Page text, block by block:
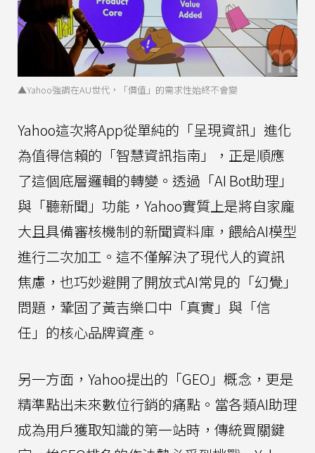
▲Yahoo強調在AU世代，「價值」的需求性始終不會變
Yahoo這次將App從單純的「呈現資訊」進化
為值得信賴的「智慧資訊指南」，正是順應
了這個底層邏輯的轉變。透過「AI Bot助理」
與「聽新聞」功能，Yahoo實質上是將自家龐
大且具備審核機制的新聞資料庫，餵給AI模型
進行二次加工。這不僅解決了現代人的資訊
焦慮，也巧妙避開了開放式AI常見的「幻覺」
問題，鞏固了黃吉樂口中「真實」與「信
任」的核心品牌資產。
另一方面，Yahoo提出的「GEO」概念，更是
精準點出未來數位行銷的痛點。當各類AI助理
成為用戶獲取知識的第一站時，傳統買關鍵